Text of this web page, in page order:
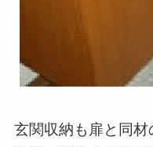
玄関収納も扉と同